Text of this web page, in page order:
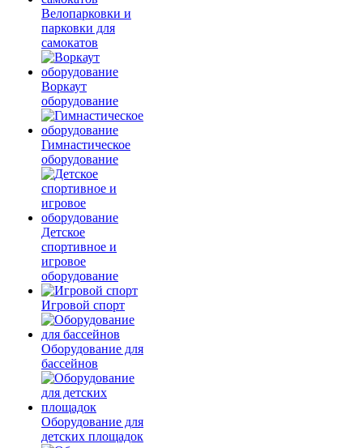
Велопарковки и
парковки для
самокатов
Воркаут
оборудование
Гимнастическое
оборудование
Детское
спортивное и
игровое
оборудование
Игровой спорт
Оборудование для
бассейнов
Оборудование для
детских площадок